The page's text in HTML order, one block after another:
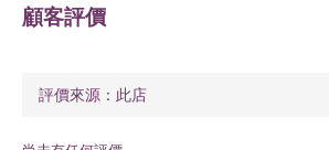
顧客評價